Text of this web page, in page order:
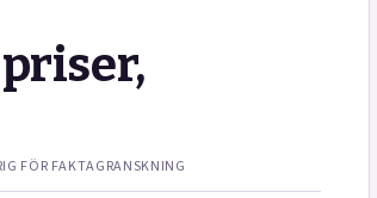
FÖR FAKTAGRANSKNING